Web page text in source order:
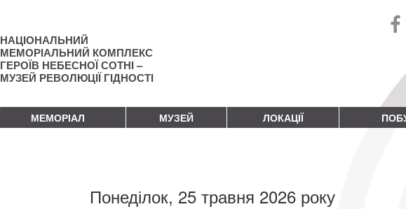
НАЦІОНАЛЬНИЙ
МЕМОРІАЛЬНИЙ КОМПЛЕКС
ГЕРОЇВ НЕБЕСНОЇ СОТНІ –
МУЗЕЙ РЕВОЛЮЦІЇ ГІДНОСТІ
МЕМОРІАЛ МУЗЕЙ ЛОКАЦІЇ
Понеділок, 25 травня 2026 року